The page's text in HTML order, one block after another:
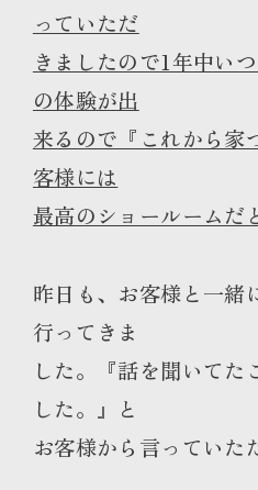
っていただ
きましたので1年中い
の体験が出
来るので『これから家
客様には
最高のショールームだ
昨日も、お客様と一緒
行ってきま
した。『話を聞いてた
した。』と
お客様から言っていた